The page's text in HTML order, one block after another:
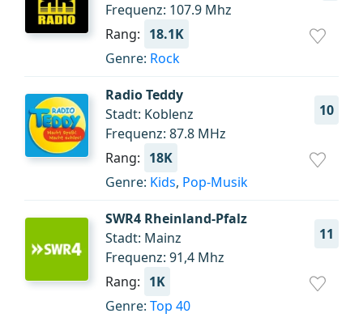
Frequenz: 107.9 Mhz
Rang: 18.1K
Genre: Rock
Radio Teddy
10
Stadt: Koblenz
Frequenz: 87.8 MHz
Rang: 18K
Genre: Kids, Pop-Musik
SWR4 Rheinland-Pfalz
11
Stadt: Mainz
Frequenz: 91,4 Mhz
Rang: 1K
Genre: Top 40